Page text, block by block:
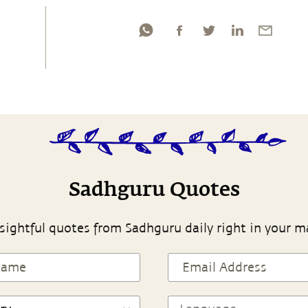
Sadhguru Quotes
quotes from Sadhguru daily right in your